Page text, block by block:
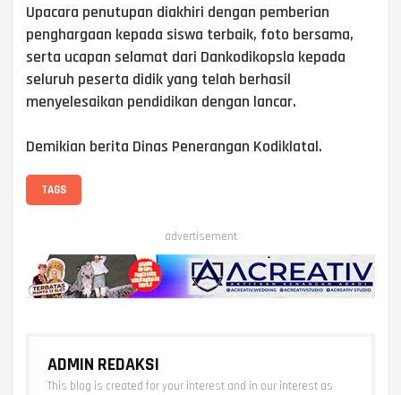
Upacara penutupan diakhiri dengan pemberian
penghargaan kepada siswa terbaik, foto bersama,
serta ucapan selamat dari Dankodikopsla kepada
seluruh peserta didik yang telah berhasil
menyelesaikan pendidikan dengan lancar.
Demikian berita Dinas Penerangan Kodiklatal.
TAGS
advertisement
ADMIN REDAKSI
This blog is created for your interest and in our interest as